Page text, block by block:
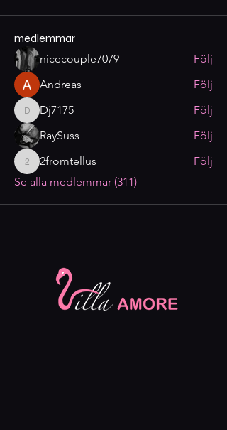
medlemmar
nicecouple7079
Följ
Andreas
Följ
Dj7175Dj7175
Följ
RaySuss
Följ
2fromtellus
2fromtellus
Följ
Se alla medlemmar (311)